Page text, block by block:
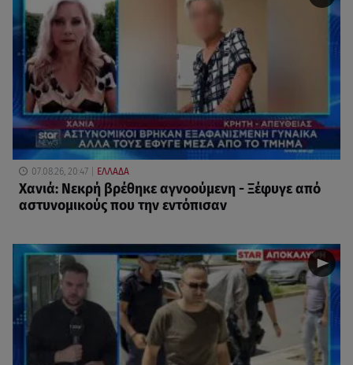
07.08.26, 20:47 ΕΛΛΑΔΑ
Χανιά: Νεκρή βρέθηκε αγνοούμενη - Ξέφυγε από
αστυνομικούς που την εντόπισαν